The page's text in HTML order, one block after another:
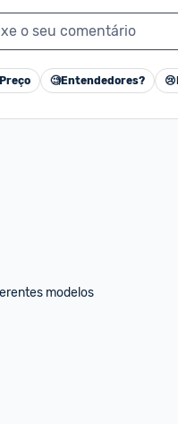
o seu comentário
🧐Entendedores? 😢
modelos